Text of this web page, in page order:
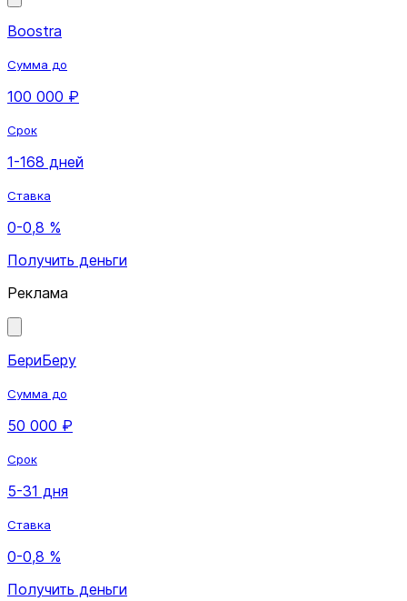
Boostra
Сумма до
100 000 ₽
Срок
1-168 дней
Ставка
0-0,8 %
Получить деньги
Реклама
БериБеру
Сумма до
50 000 ₽
Срок
5-31 дня
Ставка
0-0,8 %
Получить деньги